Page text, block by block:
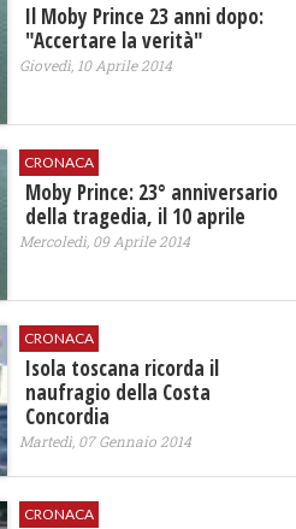
Il Moby Prince 23 anni dopo:
"Accertare la verità"
Giovedì, 10 Aprile 2014
CRONACA
Moby Prince: 23° anniversario
della tragedia, il 10 aprile
Mercoledì, 09 Aprile 2014
CRONACA
Isola toscana ricorda il
naufragio della Costa
Concordia
Martedì, 07 Gennaio 2014
CRONACA